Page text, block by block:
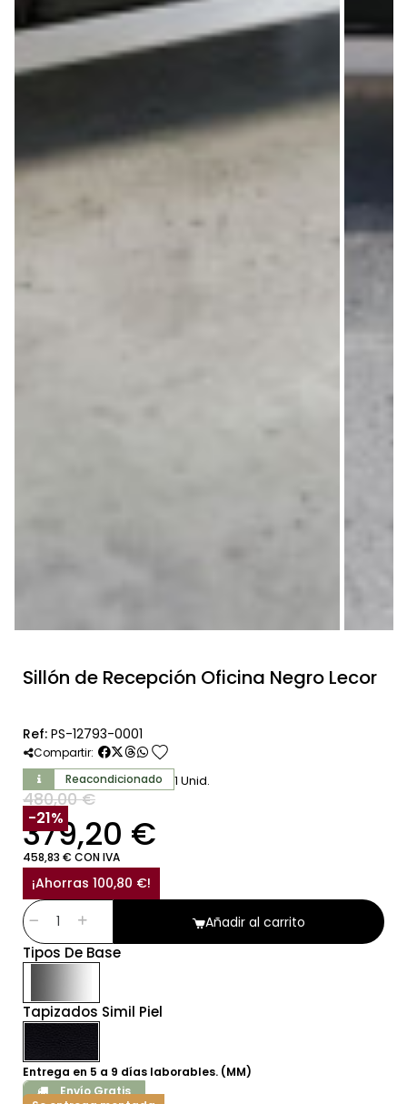
Sillón de Recepción Oficina Negro Lecor
Ref: PS-12793-0001
Compartir: favorite
Reacondicionado 1 Unid.
480,00 €
SIN IVA
379,20 €
458,83 € CON IVA
¡Ahorras 100,80 €!
-21%
Añadir al carrito
Tipos De Base
Tapizados Simil Piel
Entrega en 5 a 9 días laborables. (MM)
Envío Gratis